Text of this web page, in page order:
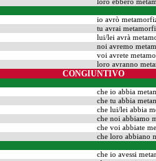
loro ebbero
io avrò
tu avrai
lui/lei avrà
noi avremo
voi avrete
loro avranno
CONGIUNTIVO
che io abbia
che tu abbia
che lui/lei abbia
che noi abbiamo
che voi abbiate
che loro abbiano
che io avessi